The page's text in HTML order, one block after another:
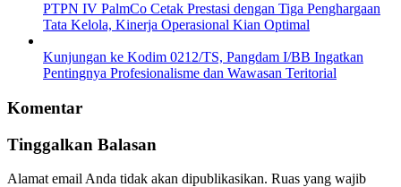
PTPN IV PalmCo Cetak Prestasi dengan Tiga Penghargaan
Tata Kelola, Kinerja Operasional Kian Optimal
Kunjungan ke Kodim 0212/TS, Pangdam I/BB Ingatkan
Pentingnya Profesionalisme dan Wawasan Teritorial
Komentar
Tinggalkan Balasan
Alamat email Anda tidak akan dipublikasikan. Ruas yang wajib